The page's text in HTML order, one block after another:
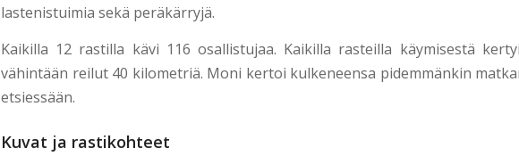
lastenistuimia sekä peräkärryjä.
Kaikilla 12 rastilla kävi 116 osallistujaa. Kaikilla rasteilla käymisestä
vähintään reilut 40 kilometriä. Moni kertoi kulkeneensa pidemmänkin
etsiessään.
Kuvat ja rastikohteet